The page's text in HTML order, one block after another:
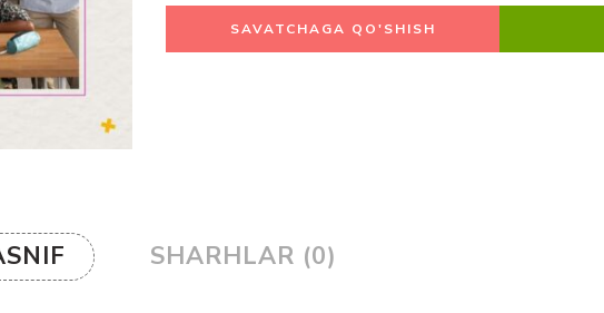
SAVATCHAGA QO'SHISH
SHARHLAR (0)